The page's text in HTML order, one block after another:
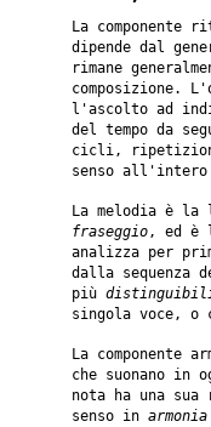
La componente
dipende dal
rimane
composizione.
l'ascolto ad
del tempo da
cicli,
senso all'intero
La melodia è la
fraseggio, ed è
analizza per
dalla sequenza
più
singola voce, o
La componente
che suonano
nota ha una
senso in armonia